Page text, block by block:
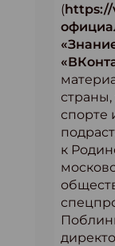
(https://
страны,
спорте
к